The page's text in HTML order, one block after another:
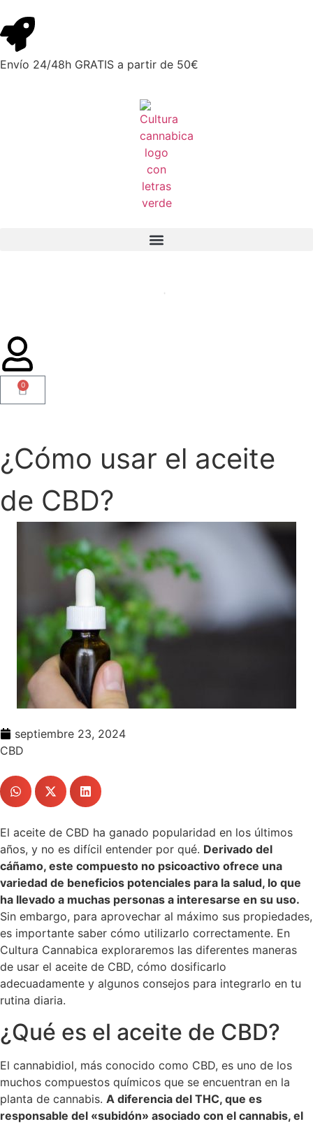
Envío 24/48h GRATIS a partir de 50€
0
¿Cómo usar el aceite
de CBD?
septiembre 23, 2024
CBD
El aceite de CBD ha ganado popularidad en los últimos
años, y no es difícil entender por qué. Derivado del
cáñamo, este compuesto no psicoactivo ofrece una
variedad de beneficios potenciales para la salud, lo que
ha llevado a muchas personas a interesarse en su uso.
Sin embargo, para aprovechar al máximo sus propiedades,
es importante saber cómo utilizarlo correctamente. En
Cultura Cannabica exploraremos las diferentes maneras
de usar el aceite de CBD, cómo dosificarlo
adecuadamente y algunos consejos para integrarlo en tu
rutina diaria.
¿Qué es el aceite de CBD?
El cannabidiol, más conocido como CBD, es uno de los
muchos compuestos químicos que se encuentran en la
planta de cannabis. A diferencia del THC, que es
responsable del «subidón» asociado con el cannabis, el